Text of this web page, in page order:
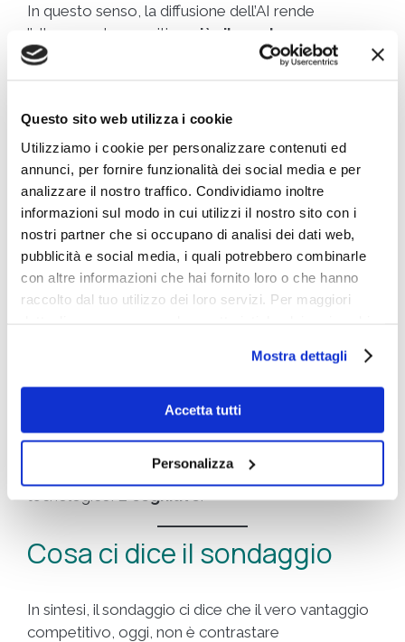
Questo sito web utilizza i cookie
Utilizziamo i cookie per personalizzare contenuti ed
annunci, per fornire funzionalità dei social media e per
analizzare il nostro traffico. Condividiamo inoltre
informazioni sul modo in cui utilizzi il nostro sito con i
nostri partner che si occupano di analisi dei dati web,
pubblicità e social media, i quali potrebbero combinarle
con altre informazioni che hai fornito loro o che hanno
raccolto dal tuo utilizzo dei loro servizi. Per maggiori
Mostra dettagli
Accetta tutti
Personalizza
In questo senso, la diffusione dell’AI rende
l’allenamento cognitivo
più rilevante
tecnologica a quella
cognitiva
Negli ultimi anni le imprese hanno investito ingenti
risorse in tecnologie avanzate. Molto più limitata è
stata, invece, l’attenzione dedicata
all’ igiene cognitivadelle organizzazioni.
gli algoritmi non diventano strategia,
l’automazione non genera vantaggio
competitivo.
Il vero salto evolutivo non è esclusivamente
tecnologico. Ècognitivo.
Cosa ci dice il sondaggio
In sintesi, il sondaggio ci dice che il vero vantaggio
competitivo, oggi, non è contrastare